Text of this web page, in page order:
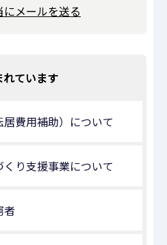
メールを送る
ています
費用補助）について
り支援事業について
者